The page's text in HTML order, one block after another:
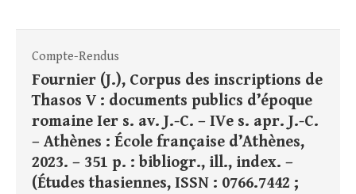
Compte-Rendus
Fournier (J.), Corpus des inscriptions de
Thasos V : documents publics d’époque
romaine Ier s. av. J.-C. – IVe s. apr. J.-C.
– Athènes : École française d’Athènes,
2023. – 351 p. : bibliogr., ill., index. –
(Études thasiennes, ISSN : 0766.7442 ;